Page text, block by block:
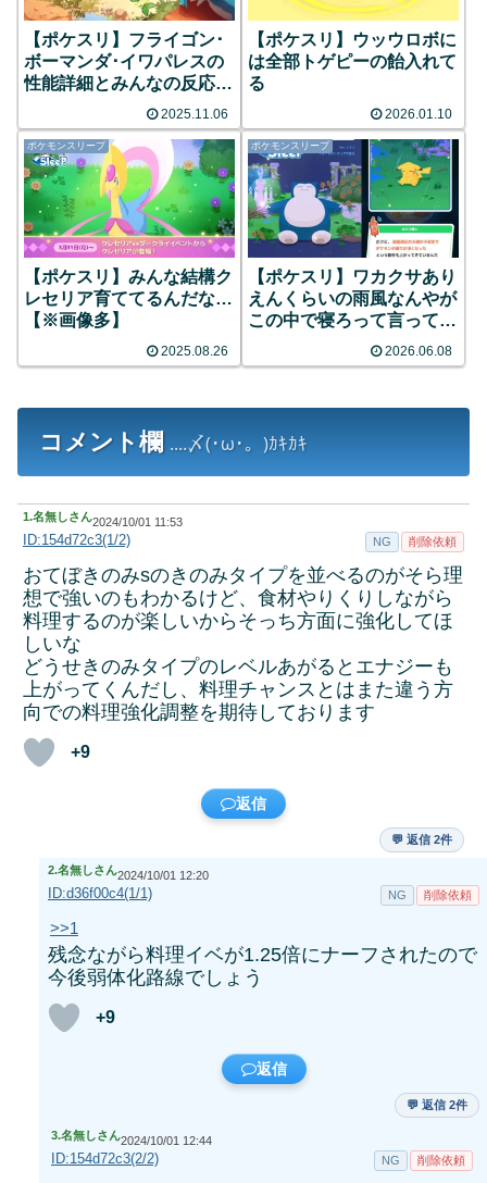
【ポケスリ】フライゴン･
ボーマンダ･イワパレスの
性能詳細とみんなの反応ま
2025.11.06
【ポケスリ】ウッウロボに
は全部トゲピーの飴入れて
る
2026.01.10
ポケモンスリープ
【ポケスリ】みんな結構ク
レセリア育ててるんだな…
【※画像多】
2025.08.26
ポケモンスリープ
【ポケスリ】ワカクサあり
えんくらいの雨風なんやが
この中で寝ろって言って
2026.06.08
コメント欄 ....〆(･ω･。)ｶｷｶｷ
1.名無しさん2024/10/01 11:53
ID:154d72c3(1/2) NG 削除依頼
おてぼきのみsのきのみタイプを並べるのがそら理
想で強いのもわかるけど、食材やりくりしながら
料理するのが楽しいからそっち方面に強化してほ
しいな
どうせきのみタイプのレベルあがるとエナジーも
上がってくんだし、料理チャンスとはまた違う方
向での料理強化調整を期待しております
+9
返信
💬 返信 2件
2.名無しさん2024/10/01 12:20
ID:d36f00c4(1/1) NG 削除依頼
>>1
残念ながら料理イベが1.25倍にナーフされたので
今後弱体化路線でしょう
+9
返信
💬 返信 2件
3.名無しさん2024/10/01 12:44
ID:154d72c3(2/2) NG 削除依頼